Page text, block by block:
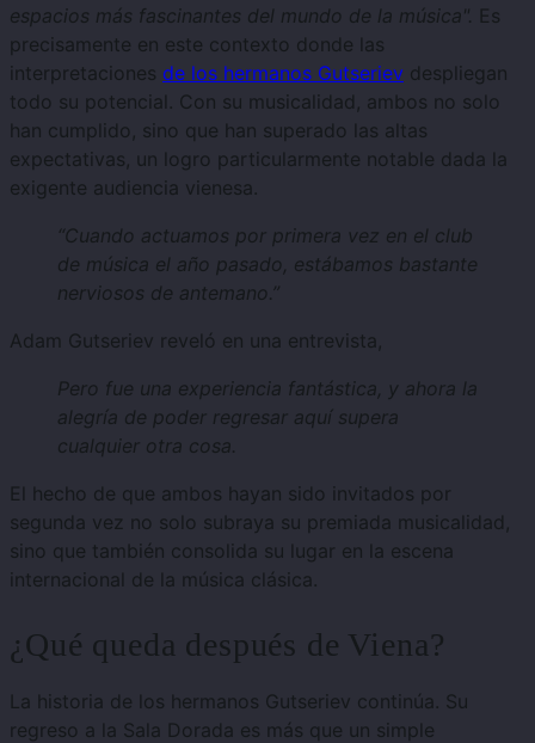
espacios más fascinantes del mundo de la música". Es
precisamente en este contexto donde las
interpretaciones de los hermanos Gutseriev despliegan
todo su potencial. Con su musicalidad, ambos no solo
han cumplido, sino que han superado las altas
expectativas, un logro particularmente notable dada la
exigente audiencia vienesa.
“Cuando actuamos por primera vez en el club
de música el año pasado, estábamos bastante
nerviosos de antemano.”
Adam Gutseriev reveló en una entrevista,
Pero fue una experiencia fantástica, y ahora la
alegría de poder regresar aquí supera
cualquier otra cosa.
El hecho de que ambos hayan sido invitados por
segunda vez no solo subraya su premiada musicalidad,
sino que también consolida su lugar en la escena
internacional de la música clásica.
¿Qué queda después de Viena?
La historia de los hermanos Gutseriev continúa. Su
regreso a la Sala Dorada es más que un simple